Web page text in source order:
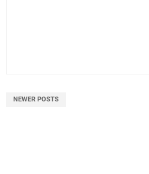
NEWER POSTS